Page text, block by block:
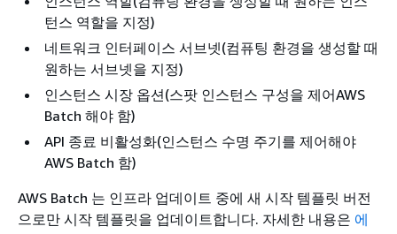
턴스 역할을 지정)
네트워크 인터페이스 서브넷(컴퓨팅 환경을 생성할 때
원하는 서브넷을 지정)
인스턴스 시장 옵션(스팟 인스턴스 구성을 제어AWS
Batch 해야 함)
API 종료 비활성화(인스턴스 수명 주기를 제어해야
AWS Batch 함)
AWS Batch 는 인프라 업데이트 중에 새 시작 템플릿 버전
으로만 시작 템플릿을 업데이트합니다. 자세한 내용은 에